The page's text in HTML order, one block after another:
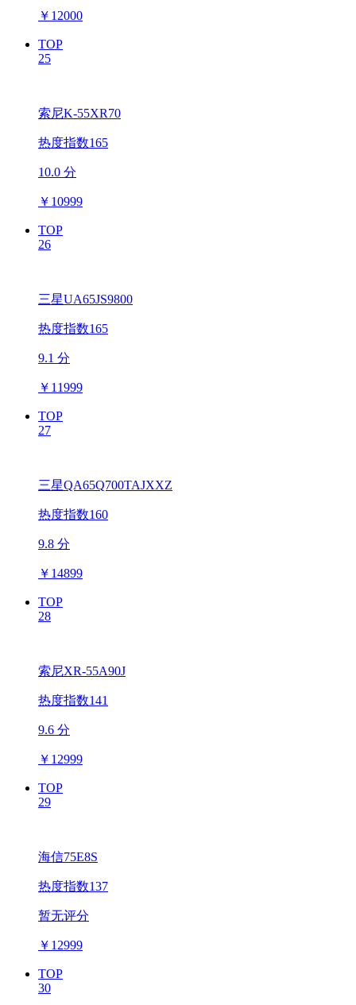
￥ 12000
TOP
25
索尼K-55XR70
热度指数165
10.0 分
￥ 10999
TOP
26
三星UA65JS9800
热度指数165
9.1 分
￥ 11999
TOP
27
三星QA65Q700TAJXXZ
热度指数160
9.8 分
￥ 14899
TOP
28
索尼XR-55A90J
热度指数141
9.6 分
￥ 12999
TOP
29
海信75E8S
热度指数137
暂无评分
￥ 12999
TOP
30